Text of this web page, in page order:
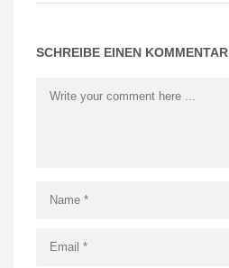
SCHREIBE EINEN KOMMENTAR